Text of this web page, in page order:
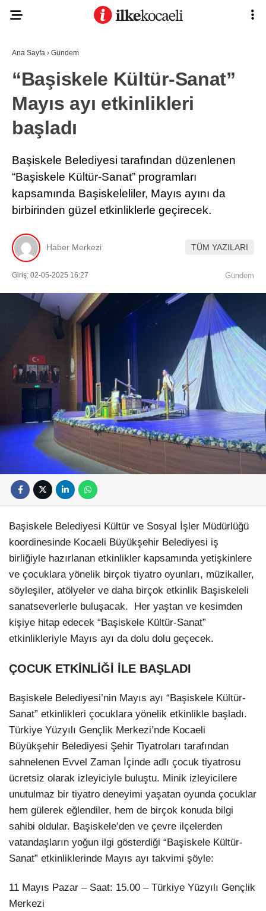
Ana Sayfa › Gündem
“Başiskele Kültür-Sanat”
Mayıs ayı etkinlikleri
başladı
Başiskele Belediyesi tarafından düzenlenen
“Başiskele Kültür-Sanat” programları
kapsamında Başiskeleliler, Mayıs ayını da
birbirinden güzel etkinliklerle geçirecek.
Haber Merkezi TÜM YAZILARI
Giriş: 02-05-2025 16:27 Gündem
Başiskele Belediyesi Kültür ve Sosyal İşler Müdürlüğü
koordinesinde Kocaeli Büyükşehir Belediyesi iş
birliğiyle hazırlanan etkinlikler kapsamında yetişkinlere
ve çocuklara yönelik birçok tiyatro oyunları, müzikaller,
söyleşiler, atölyeler ve daha birçok etkinlik Başiskeleli
sanatseverlerle buluşacak. Her yaştan ve kesimden
kişiye hitap edecek “Başiskele Kültür-Sanat”
etkinlikleriyle Mayıs ayı da dolu dolu geçecek.
ÇOCUK ETKİNLİĞİ İLE BAŞLADI
Başiskele Belediyesi’nin Mayıs ayı “Başiskele Kültür-
Sanat” etkinlikleri çocuklara yönelik etkinlikle başladı.
Türkiye Yüzyılı Gençlik Merkezi’nde Kocaeli
Büyükşehir Belediyesi Şehir Tiyatroları tarafından
sahnelenen Evvel Zaman İçinde adlı çocuk tiyatrosu
ücretsiz olarak izleyiciyle buluştu. Minik izleyicilere
unutulmaz bir tiyatro deneyimi yaşatan oyunda çocuklar
hem gülerek eğlendiler, hem de birçok konuda bilgi
sahibi oldular. Başiskele’den ve çevre ilçelerden
vatandaşların yoğun ilgi gösterdiği “Başiskele Kültür-
Sanat” etkinliklerinde Mayıs ayı takvimi şöyle:
11 Mayıs Pazar – Saat: 15.00 – Türkiye Yüzyılı Gençlik
Merkezi